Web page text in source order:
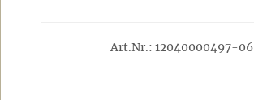
Art.Nr.: 12040000497-06